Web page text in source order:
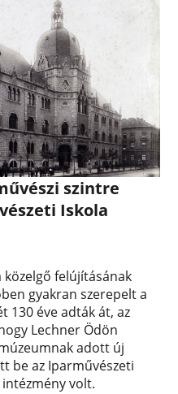
szintre
Iskola
közelgő felújításának
gyakran szerepelt a
130 éve adták át, az
Lechner Ödön
adott új
be az Iparművészeti
volt.